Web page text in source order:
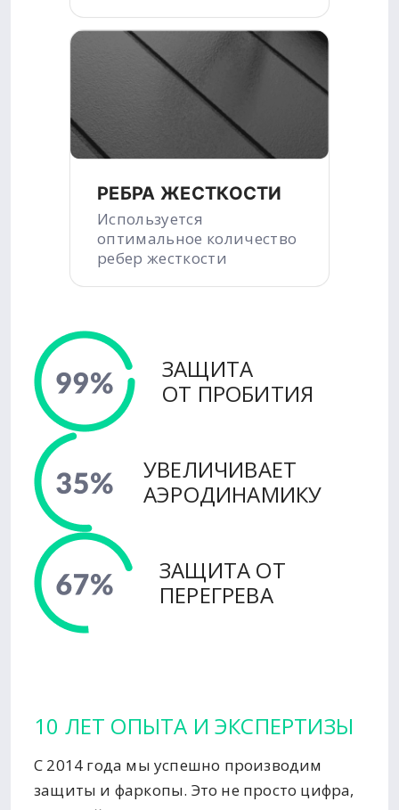
РЕБРА ЖЕСТКОСТИ
Используется
оптимальное количество
ребер жесткости
ЗАЩИТА
ОТ ПРОБИТИЯ
УВЕЛИЧИВАЕТ
АЭРОДИНАМИКУ
ЗАЩИТА ОТ
ПЕРЕГРЕВА
10 ЛЕТ ОПЫТА И ЭКСПЕРТИЗЫ
С 2014 года мы успешно производим
защиты и фаркопы. Это не просто цифра,